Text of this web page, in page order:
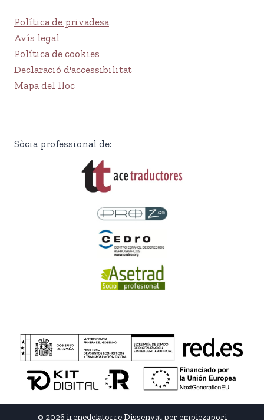
Política de privadesa
Avís legal
Política de cookies
Declaració d'accessibilitat
Mapa del lloc
Sòcia professional de:
© 2026 irenedelatorre Dissenyat per empiezapori